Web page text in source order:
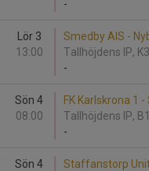
-
Lör 3
13:00
Smedby AIS -
Tallhöjdens IP, K3
-
Sön 4
08:00
FK Karlskrona 1
Tallhöjdens IP, B1
-
Sön 4
Staffanstorp